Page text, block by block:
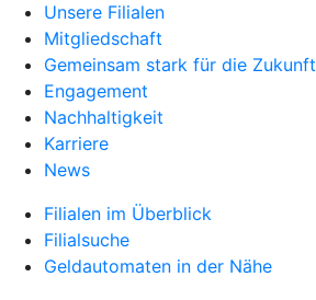
Unsere Filialen
Mitgliedschaft
Gemeinsam stark für die Zukunft
Engagement
Nachhaltigkeit
Karriere
News
Filialen im Überblick
Filialsuche
Geldautomaten in der Nähe